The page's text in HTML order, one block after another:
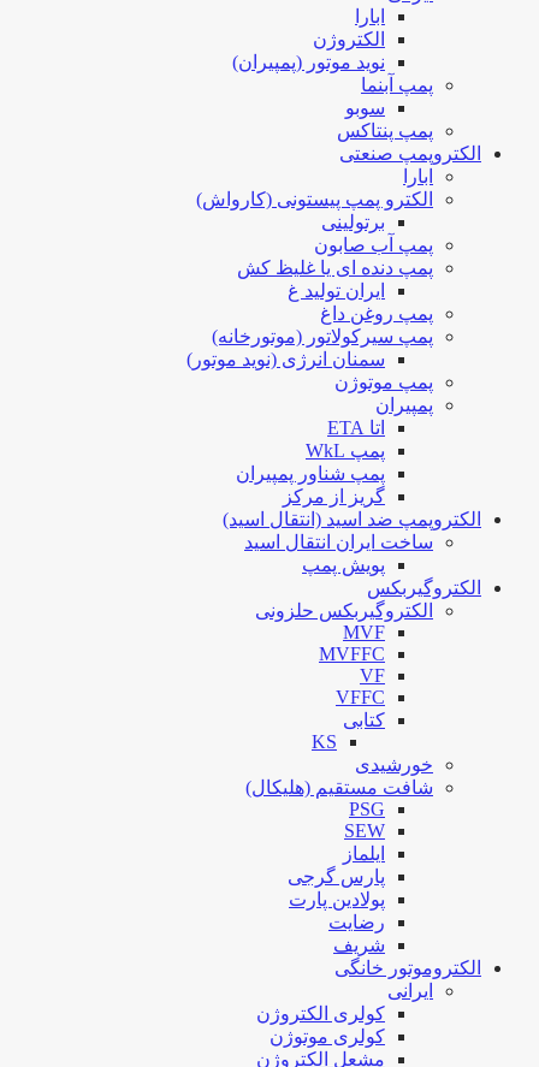
ابارا
الکتروژن
نوید موتور (پمپیران)
پمپ آبنما
سوبو
پمپ پنتاکس
الکتروپمپ صنعتی
ابارا
الکترو پمپ پیستونی (کارواش)
برتولینی
پمپ آب صابون
پمپ دنده ای یا غلیظ کش
ایران تولید غ
پمپ روغن داغ
پمپ سیرکولاتور (موتورخانه)
سمنان انرژی (نوید موتور)
پمپ موتوژن
پمپیران
اتا ETA
پمپ WkL
پمپ شناور پمپیران
گریز از مرکز
الکتروپمپ ضد اسید (انتقال اسید)
ساخت ایران انتقال اسید
پویش پمپ
الکتروگیربکس
الکتروگیربکس حلزونی
MVF
MVFFC
VF
VFFC
کتابی
KS
خورشیدی
شافت مستقیم (هلیکال)
PSG
SEW
ایلماز
پارس گرجی
پولادین پارت
رضایت
شریف
الکتروموتور خانگی
ایرانی
کولری الکتروژن
کولری موتوژن
مشعل الکتروژن